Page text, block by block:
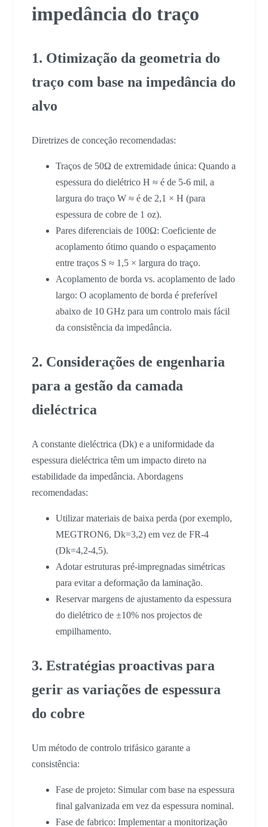
impedância do traço
1. Otimização da geometria do
traço com base na impedância do
alvo
Diretrizes de conceção recomendadas:
Traços de 50Ω de extremidade única: Quando a
espessura do dielétrico H ≈ é de 5-6 mil, a
largura do traço W ≈ é de 2,1 × H (para
espessura de cobre de 1 oz).
Pares diferenciais de 100Ω: Coeficiente de
acoplamento ótimo quando o espaçamento
entre traços S ≈ 1,5 × largura do traço.
Acoplamento de borda vs. acoplamento de lado
largo: O acoplamento de borda é preferível
abaixo de 10 GHz para um controlo mais fácil
da consistência da impedância.
2. Considerações de engenharia
para a gestão da camada
dieléctrica
A constante dieléctrica (Dk) e a uniformidade da
espessura dieléctrica têm um impacto direto na
estabilidade da impedância. Abordagens
recomendadas:
Utilizar materiais de baixa perda (por exemplo,
MEGTRON6, Dk=3,2) em vez de FR-4
(Dk=4,2-4,5).
Adotar estruturas pré-impregnadas simétricas
para evitar a deformação da laminação.
Reservar margens de ajustamento da espessura
do dielétrico de ±10% nos projectos de
empilhamento.
3. Estratégias proactivas para
gerir as variações de espessura
do cobre
Um método de controlo trifásico garante a
consistência:
Fase de projeto: Simular com base na espessura
final galvanizada em vez da espessura nominal.
Fase de fabrico: Implementar a monitorização